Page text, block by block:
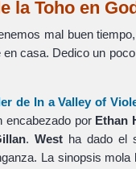
la Toho en
mal buen
casa. Dedico un
de In a Valley of
encabezado por Ethan
.West ha dado el
La sinopsis mola